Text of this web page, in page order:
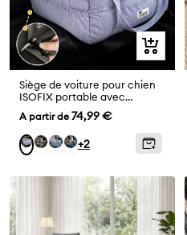
Aperçu
rapide
Siège de voiture pour chien
ISOFIX portable avec
système
Prix
de
vente
A partir de 74,99 €
Rayure
VertDenim
Clair
Denim
+2